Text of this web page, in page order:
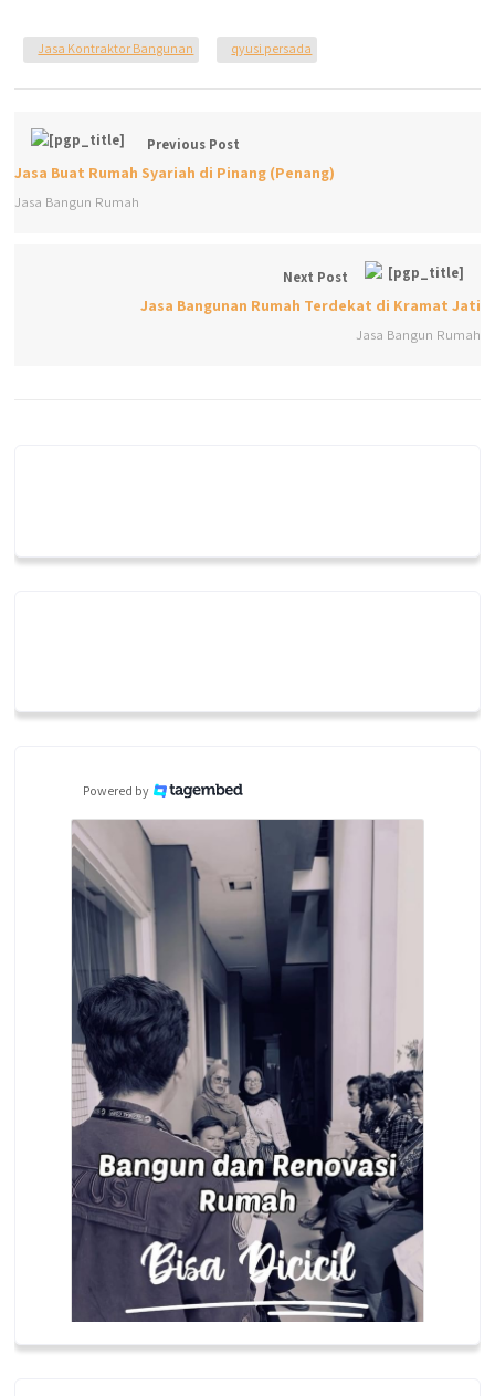
Jasa Kontraktor Bangunan qyusi persada
Previous Post
Jasa Buat Rumah Syariah di Pinang (Penang)
Jasa Bangun Rumah
Next Post
Jasa Bangunan Rumah Terdekat di Kramat Jati
Jasa Bangun Rumah
Powered by